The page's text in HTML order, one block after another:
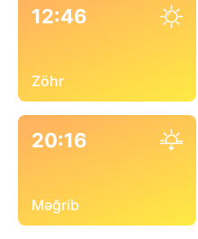
12:46
Zöhr
20:16
Məğrib